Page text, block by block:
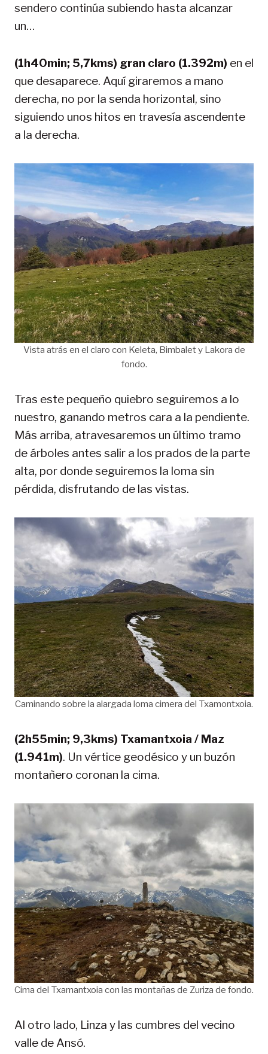
sendero continúa subiendo hasta alcanzar
un…
(1h40min; 5,7kms) gran claro (1.392m) en el
que desaparece. Aquí giraremos a mano
derecha, no por la senda horizontal, sino
siguiendo unos hitos en travesía ascendente
a la derecha.
Vista atrás en el claro con Keleta, Bimbalet y Lakora de
fondo.
Tras este pequeño quiebro seguiremos a lo
nuestro, ganando metros cara a la pendiente.
Más arriba, atravesaremos un último tramo
de árboles antes salir a los prados de la parte
alta, por donde seguiremos la loma sin
pérdida, disfrutando de las vistas.
Caminando sobre la alargada loma cimera del Txamontxoia.
(2h55min; 9,3kms) Txamantxoia / Maz
(1.941m). Un vértice geodésico y un buzón
montañero coronan la cima.
Cima del Txamantxoia con las montañas de Zuriza de fondo.
Al otro lado, Linza y las cumbres del vecino
valle de Ansó.